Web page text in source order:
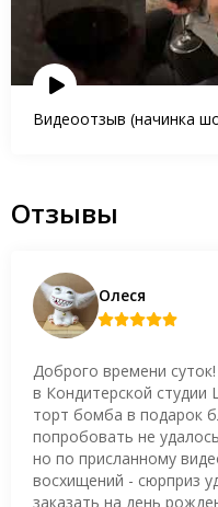
Видеоотзыв (начинка
Отзывы
Олеся
Доброго времени
в Кондитерской
торт бомба в подарок
попробовать не
но по присланному
восхищений - сюрприз
заказать на день